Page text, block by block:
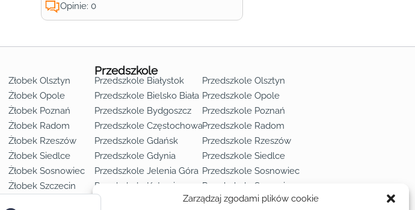
Zarządzaj zgodami plików cookie
Opinie: 0
Żłobek Olsztyn
Żłobek Opole
Żłobek Poznań
Żłobek Radom
Żłobek Rzeszów
Żłobek Siedlce
Żłobek Sosnowiec
Żłobek Szczecin
Przedszkole
Przedszkole Białystok
Przedszkole Bielsko Biała
Przedszkole Bydgoszcz
Przedszkole Częstochowa
Przedszkole Gdańsk
Przedszkole Gdynia
Przedszkole Jelenia Góra
Przedszkole Katowice
Przedszkole Olsztyn
Przedszkole Opole
Przedszkole Poznań
Przedszkole Radom
Przedszkole Rzeszów
Przedszkole Siedlce
Przedszkole Sosnowiec
Przedszkole Szczecin
Przedszkole Toruń